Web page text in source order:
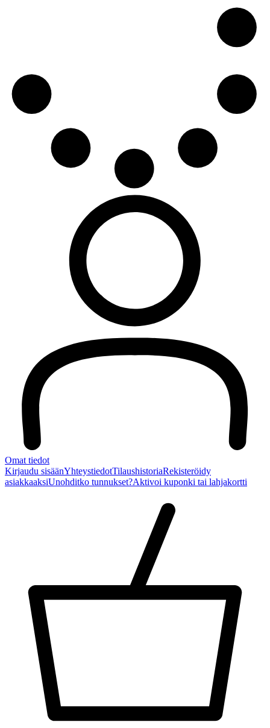
Omat tiedot
Kirjaudu sisäänYhteystiedotTilaushistoriaRekisteröidy
asiakkaaksiUnohditko tunnukset?Aktivoi kuponki tai lahjakortti